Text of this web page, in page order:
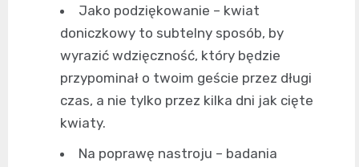
Jako podziękowanie – kwiat
doniczkowy to subtelny sposób, by
wyrazić wdzięczność, który będzie
przypominał o twoim geście przez długi
czas, a nie tylko przez kilka dni jak cięte
kwiaty.
Na poprawę nastroju – badania